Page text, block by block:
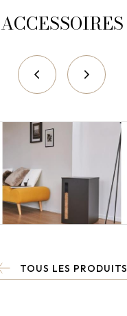
ACCESSOIRES
TOUS LES PRODUITS